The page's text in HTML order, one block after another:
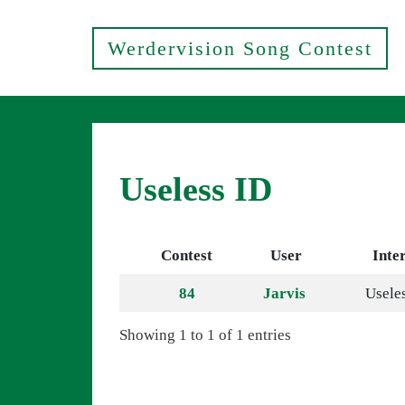
Werdervision Song Contest
Useless ID
Contest User
84 Jarvis
Showing 1 to 1 of 1 entries